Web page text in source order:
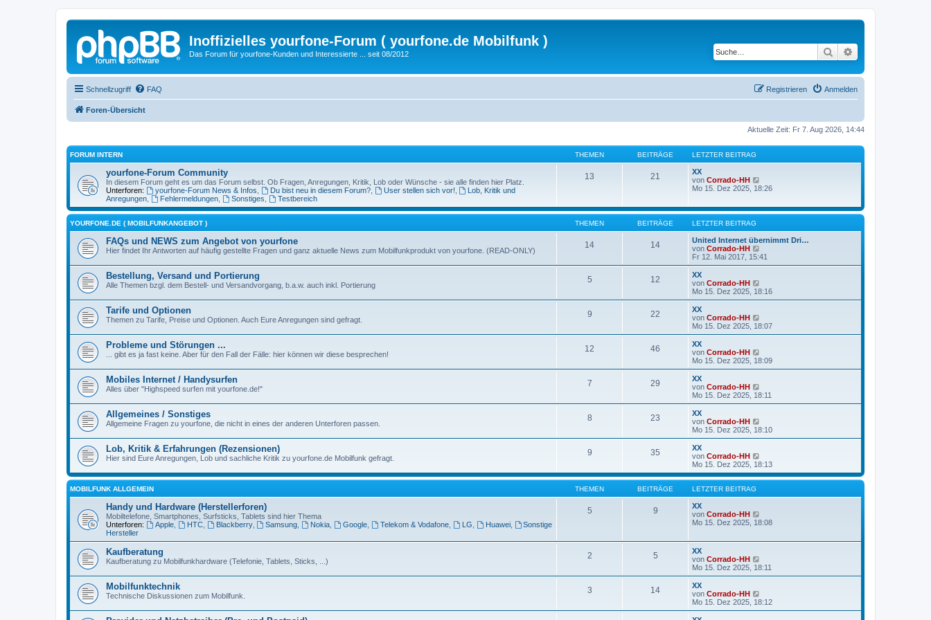
Inoffizielles yourfone-Forum ( yourfone.de Mobilfunk )
Das Forum für yourfone-Kunden und Interessierte ... seit 08/2012 Suche
Schnellzugriff FAQ Anmelden
Registrieren
Foren-Übersicht
Aktuelle Zeit: Fr 7. Aug 2026, 14:44
FORUM INTERN THEMEN BEITRÄGE LETZTER BEITRAG
yourfone-Forum Community
In diesem Forum geht es um das Forum selbst. Ob Fragen, Anregungen, Kritik, Lob oder Wünsche - sie alle finden hier Platz.
Unterforen:
yourfone-Forum News & Infos Du bist neu in diesem Forum?, User stellen sich vor!
Lob, Kritik und
Anregungen
Fehlermeldungen, Sonstiges Testbereich
13 21
XX
von Corrado-HH
e
s
r
B
e
i
a
g
Mo 15. Dez 2025, 18:26
YOURFONE.DE ( MOBILFUNKANGEBOT ) THEMEN BEITRÄGE LETZTER BEITRAG
FAQs und NEWS zum Angebot von yourfone
Hier findet Ihr Antworten auf häufig gestellte Fragen und ganz aktuelle News zum Mobilfunkprodukt von yourfone. (READ-ONLY)
14 14
United Internet übernimmt Dri…
von Corrado-HH
e
u
t
e
i
g
Fr 12. Mai 2017, 15:41
Bestellung, Versand und Portierung
Alle Themen bzgl. dem Bestell- und Versandvorgang, b.a.w. auch inkl. Portierung
5 12
XX
von Corrado-HH
e
u
t
e
i
g
Mo 15. Dez 2025, 18:16
Tarife und Optionen
Themen zu Tarife, Preise und Optionen. Auch Eure Anregungen sind gefragt.
9 22
XX
von Corrado-HH
e
u
t
e
i
g
Mo 15. Dez 2025, 18:07
Probleme und Störungen ...
... gibt es ja fast keine. Aber für den Fall der Fälle: hier können wir diese besprechen!
12 46
XX
von Corrado-HH
e
u
t
e
i
g
Mo 15. Dez 2025, 18:09
Mobiles Internet / Handysurfen
Alles über "Highspeed surfen mit yourfone.de!"
7 29
XX
von Corrado-HH
e
u
t
e
i
t
Mo 15. Dez 2025, 18:11
Allgemeines / Sonstiges
Allgemeine Fragen zu yourfone, die nicht in eines der anderen Unterforen passen.
8 23
XX
von Corrado-HH
e
u
t
r
e
r
Mo 15. Dez 2025, 18:10
Lob, Kritik & Erfahrungen (Rezensionen)
Hier sind Eure Anregungen, Lob und sachliche Kritik zu yourfone.de Mobilfunk gefragt.
9 35
XX
von Corrado-HH
e
u
e
t
B
a
g
Mo 15. Dez 2025, 18:13
MOBILFUNK ALLGEMEIN THEMEN BEITRÄGE LETZTER BEITRAG
Handy und Hardware (Herstellerforen)
Mobiltelefone, Smartphones, Surfsticks, Tablets sind hier Thema
Unterforen:
Apple, HTC, Blackberry, Samsung Nokia Google Telekom & Vodafone, LG Huawei,
Sonstige
Hersteller
5 9
XX
von Corrado-HH
e
e
r
B
t
r
Mo 15. Dez 2025, 18:08
Kaufberatung
Kaufberatung zu Mobilfunkhardware (Telefonie, Tablets, Sticks, ...)
2 5
XX
von Corrado-HH
e
u
t
Mo 15. Dez 2025, 18:11
Mobilfunktechnik
Technische Diskussionen zum Mobilfunk.
3 14
XX
von Corrado-HH
e
u
Mo 15. Dez 2025, 18:12